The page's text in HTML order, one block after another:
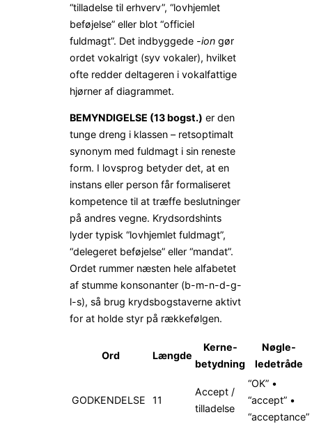
“tilladelse til erhverv”, “lovhjemlet
beføjelse” eller blot “officiel
fuldmagt”. Det indbyggede -ion gør
ordet vokalrigt (syv vokaler), hvilket
ofte redder deltageren i vokal­fattige
hjørner af diagrammet.
BEMYNDIGELSE (13 bogst.) er den
tunge dreng i klassen – rets­optimalt
synonym med fuldmagt i sin reneste
form. I lovsprog betyder det, at en
instans eller person får formaliseret
kompetence til at træffe beslutninger
på andres vegne. Krydsordshints
lyder typisk “lovhjemlet fuldmagt”,
“delegeret beføjelse” eller “mandat”.
Ordet rummer næsten hele alfabetet
af stumme konsonanter (b-m-n-d-g-
l-s), så brug krydsbogstaverne aktivt
for at holde styr på rækkefølgen.
Ord Længde
Kerne­
betydning
Nøgle­
ledetråde
GODKENDELSE 11
Accept /
tilladelse
“OK” •
“accept” •
“acceptance”